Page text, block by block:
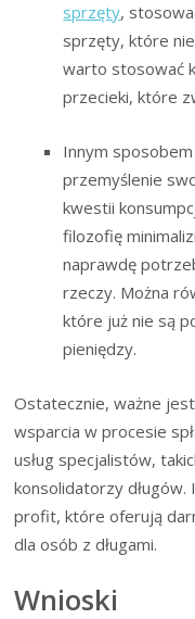
sprzęty,
sprzęty, które
warto stosować
przecieki, które
Innym
przemyślenie
kwestii
filozofię
naprawdę
rzeczy. Można
które już nie są
pieniędzy.
Ostatecznie, ważne
wsparcia w procesie
usług specjalistów,
konsolidatorzy
profit, które oferują
dla osób z długami.
Wnioski